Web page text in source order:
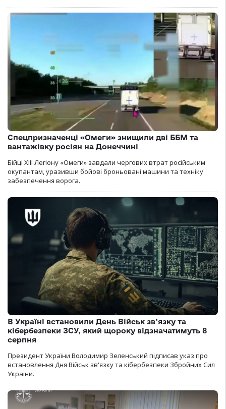
Спецпризначенці «Омеги» знищили дві ББМ та
вантажівку росіян на Донеччині
Бійці ХІІІ Легіону «Омеги» завдали чергових втрат російським
окупантам, уразивши бойові броньовані машини та техніку
забезпечення ворога.
В Україні встановили День Військ зв’язку та
кібербезпеки ЗСУ, який щороку відзначатимуть 8
серпня
Президент України Володимир Зеленський підписав указ про
встановлення Дня Військ зв'язку та кібербезпеки Збройних Сил
України.